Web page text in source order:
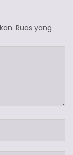
Ruas yang